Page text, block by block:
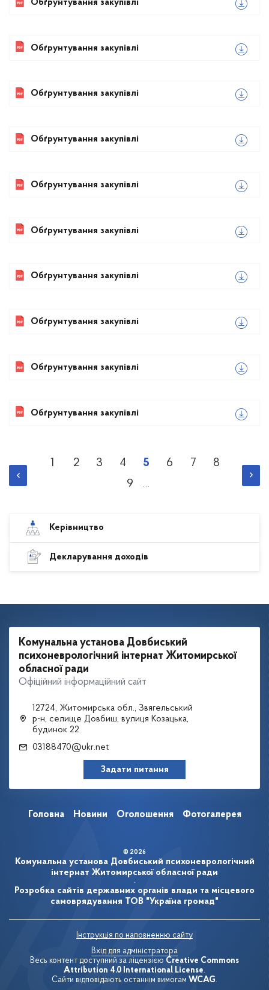
Обґрунтування закупівлі
Обґрунтування закупівлі
Обґрунтування закупівлі
Обґрунтування закупівлі
Обґрунтування закупівлі
Обґрунтування закупівлі
Обґрунтування закупівлі
Обґрунтування закупівлі
Обґрунтування закупівлі
Обґрунтування закупівлі
Розбивка
на
сторінки
Сторінка
1
Сторінка
2
Сторінка
3
Сторінка
4
Поточна
сторінка
5
Сторінка
6
Сторінка
7
Сторінка
8
Сторінка
9 …
Керівництво
Декларування доходів
Комунальна установа Довбиський
психоневрологічний інтернат Житомирської
обласної ради
Офіційний інформаційний сайт
12724, Житомирська обл., Звягельський
р-н, селище Довбиш, вулиця Козацька,
будинок 22
03188470@ukr.net
Задати питання
Головна Новини Оголошення Фотогалерея
© 2026
Комунальна установа Довбиський психоневрологічний
інтернат Житомирської обласної ради
.
Розробка сайтів державних органів влади та місцевого
самоврядування ТОВ "Україна громад"
Інструкція по наповненню сайту
Вхід для адміністратора
Весь контент доступний за ліцензією Creative Commons
Attribution 4.0 International License.
Сайти відповідають останнім вимогам WCAG.